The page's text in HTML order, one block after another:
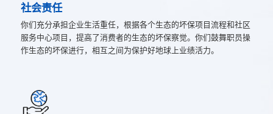
社会责任
你们充分承担企业生活重任，根据各个生态的坏保项目流程和社区
服务中心项目，提高了消费者的生态的坏保察觉。你们鼓舞职员操
作生态的坏保进行，相互之间为保护好地球上业绩活力。